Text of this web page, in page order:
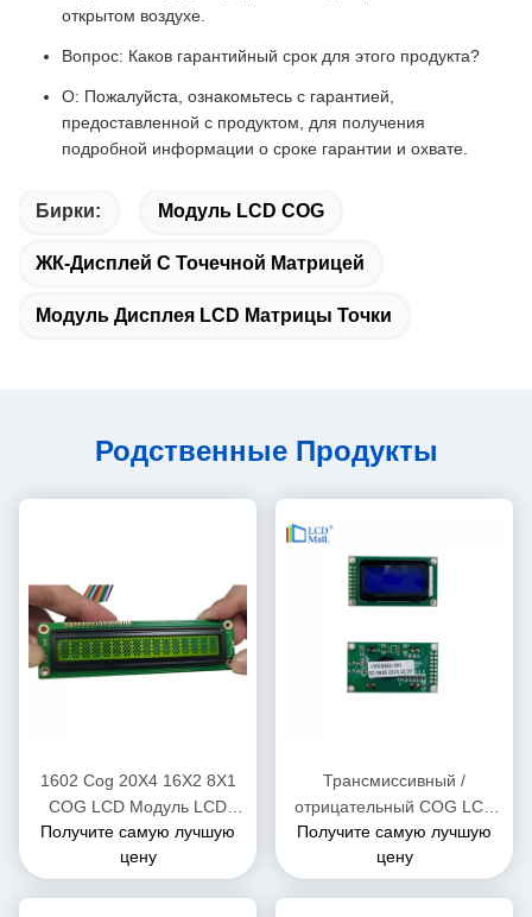
открытом воздухе.
Вопрос: Каков гарантийный срок для этого продукта?
О: Пожалуйста, ознакомьтесь с гарантией,
предоставленной с продуктом, для получения
подробной информации о сроке гарантии и охвате.
Бирки: Модуль LCD COG
ЖК-Дисплей С Точечной Матрицей
Модуль Дисплея LCD Матрицы Точки
Родственные Продукты
1602 Cog 20X4 16X2 8X1
COG LCD Модуль LCD
Характерный дисплей 8 бит
Интерфейс MPU
Получите самую лучшую
цену
Трансмиссивный /
отрицательный COG LCD
модуль графический LCD
дисплей модуль 16 пин
Получите самую лучшую
цену